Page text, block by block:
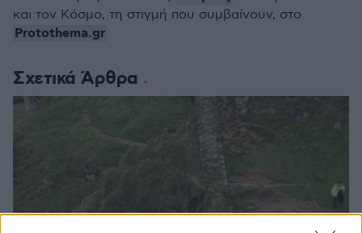
Σχετικά Άρθρα
και τον Κόσμο, τη στιγμή που συμβαίνουν, στο
Protothema.gr